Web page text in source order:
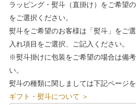
ラッピング・熨斗（直掛け）をご希望
をご選択ください。
熨斗をご希望のお客様は「熨斗」をご
入れ項目をご選択、ご記入ください。
※熨斗掛けに包装をご希望の場合は備
い。
熨斗の種類に関しましては下記ページを
ギフト・熨斗について ＞